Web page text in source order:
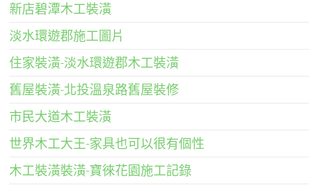
新店碧潭木工裝潢
淡水環遊郡施工圖片
住家裝潢-淡水環遊郡木工裝潢
舊屋裝潢-北投溫泉路舊屋裝修
市民大道木工裝潢
世界木工大王-家具也可以很有個性
木工裝潢裝潢-寶徠花園施工記錄